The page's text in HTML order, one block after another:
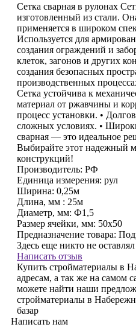
Сетка сварная в рулонах
изготовленный из стали.
применяется в широком
Используется для
создания ограждений и
клеток, загонов и других
создания безопасных
производственных
Сетка устойчива к
материал от ржавчины и
процесс установки. •
сложных условиях. •
сварная — это идеальное
Выбирайте этот надежный
конструкций!
Производитель: РФ
Единица измерения: рул
Ширина: 0,25м
Длина, мм : 25м
Диаметр, мм: Ф1,5
Размер ячейки, мм: 50х50
Предназначение товара:
Здесь еще никто не
Написать отзыв
Купить стройматериалы в
адресам, а так же на самом
можете найти наши
стройматериалы в
базар
Написать нам